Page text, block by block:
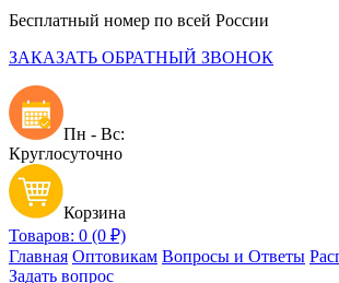
Бесплатный номер по всей России
ЗАКАЗАТЬ ОБРАТНЫЙ ЗВОНОК
Пн - Вс:
Круглосуточно
Корзина
Товаров: 0 (0 ₽)
Главная Оптовикам Вопросы и Ответы
Задать вопрос